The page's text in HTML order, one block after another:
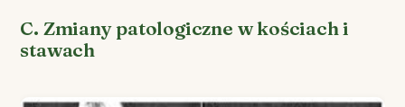
C. Zmiany patologiczne w kościach i
stawach